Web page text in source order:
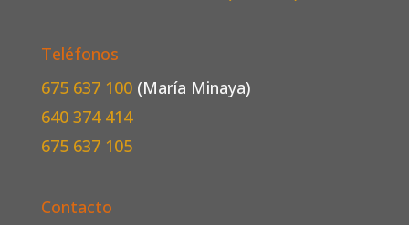
Teléfonos
675 637 100 (María Minaya)
640 374 414
675 637 105
Contacto